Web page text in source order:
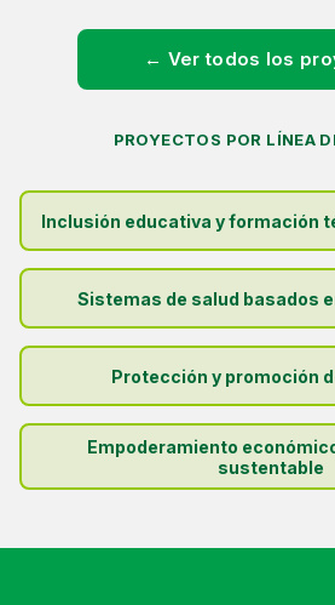
← Ver todos los
PROYECTOS POR LÍNEA
Inclusión educativa y formación
Sistemas de salud basados
Protección y promoción
Empoderamiento
sustentable